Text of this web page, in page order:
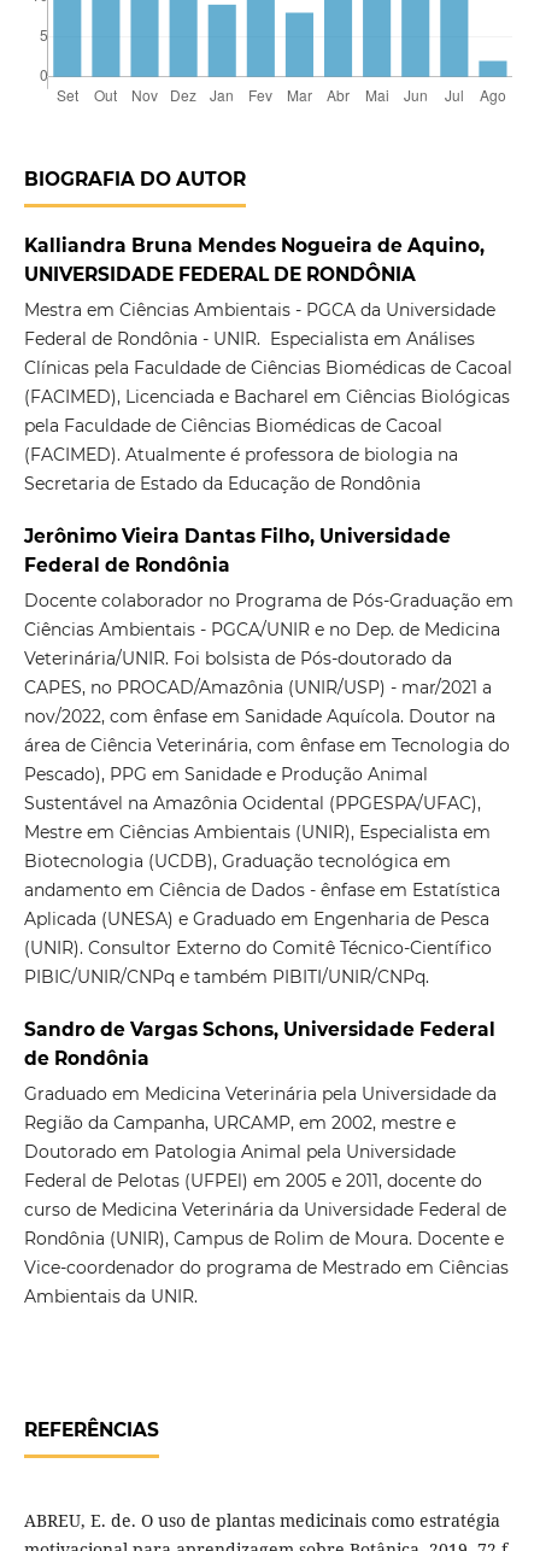
BIOGRAFIA DO AUTOR
Kalliandra Bruna Mendes Nogueira de Aquino,
UNIVERSIDADE FEDERAL DE RONDÔNIA
Mestra em Ciências Ambientais - PGCA da Universidade
Federal de Rondônia - UNIR. Especialista em Análises
Clínicas pela Faculdade de Ciências Biomédicas de Cacoal
(FACIMED), Licenciada e Bacharel em Ciências Biológicas
pela Faculdade de Ciências Biomédicas de Cacoal
(FACIMED). Atualmente é professora de biologia na
Secretaria de Estado da Educação de Rondônia
Jerônimo Vieira Dantas Filho, Universidade
Federal de Rondônia
Docente colaborador no Programa de Pós-Graduação em
Ciências Ambientais - PGCA/UNIR e no Dep. de Medicina
Veterinária/UNIR. Foi bolsista de Pós-doutorado da
CAPES, no PROCAD/Amazônia (UNIR/USP) - mar/2021 a
nov/2022, com ênfase em Sanidade Aquícola. Doutor na
área de Ciência Veterinária, com ênfase em Tecnologia do
Pescado), PPG em Sanidade e Produção Animal
Sustentável na Amazônia Ocidental (PPGESPA/UFAC),
Mestre em Ciências Ambientais (UNIR), Especialista em
Biotecnologia (UCDB), Graduação tecnológica em
andamento em Ciência de Dados - ênfase em Estatística
Aplicada (UNESA) e Graduado em Engenharia de Pesca
(UNIR). Consultor Externo do Comitê Técnico-Científico
PIBIC/UNIR/CNPq e também PIBITI/UNIR/CNPq.
Sandro de Vargas Schons, Universidade Federal
de Rondônia
Graduado em Medicina Veterinária pela Universidade da
Região da Campanha, URCAMP, em 2002, mestre e
Doutorado em Patologia Animal pela Universidade
Federal de Pelotas (UFPEl) em 2005 e 2011, docente do
curso de Medicina Veterinária da Universidade Federal de
Rondônia (UNIR), Campus de Rolim de Moura. Docente e
Vice-coordenador do programa de Mestrado em Ciências
Ambientais da UNIR.
REFERÊNCIAS
ABREU, E. de. O uso de plantas medicinais como estratégia